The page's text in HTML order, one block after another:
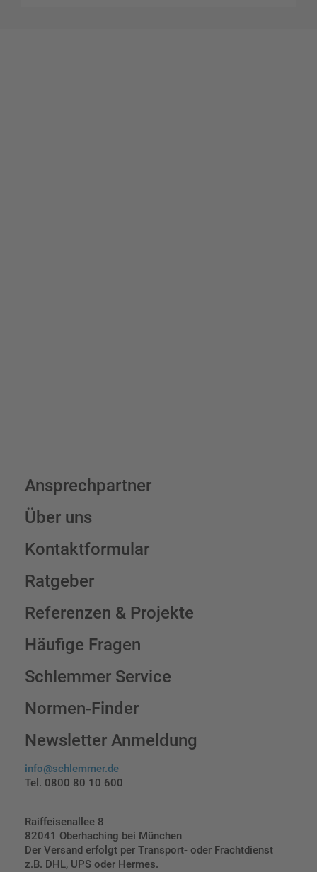
Ansprechpartner
Über uns
Kontaktformular
Ratgeber
Referenzen & Projekte
Häufige Fragen
Schlemmer Service
Normen-Finder
Newsletter Anmeldung
info@schlemmer.de
Tel. 0800 80 10 600
Raiffeisenallee 8
82041 Oberhaching bei München
Der Versand erfolgt per Transport- oder Frachtdienst
z.B. DHL, UPS oder Hermes.